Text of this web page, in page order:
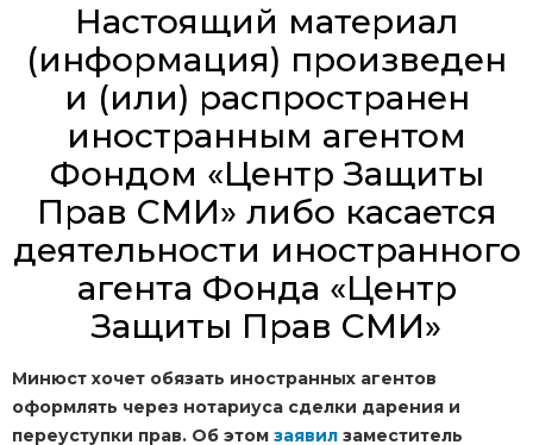
Настоящий материал
(информация) произведен
и (или) распространен
иностранным агентом
Фондом «Центр Защиты
Прав СМИ» либо касается
деятельности иностранного
агента Фонда «Центр
Защиты Прав СМИ»
Минюст хочет обязать иностранных агентов
оформлять через нотариуса сделки дарения и
переуступки прав. Об этом заявил заместитель